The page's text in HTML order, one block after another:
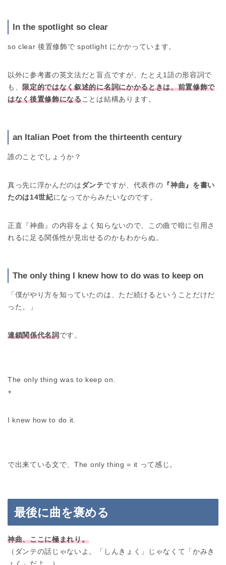
In the spotlight so clear
so clear 後置修飾で spotlight にかかっています。
以外に参考書の英文法だと盲点ですが、たとえ1語の形容詞で
も、限定的ではなく叙述的に名詞にかかるときは、前置修飾で
はなく後置修飾になることは結構あります。
an Italian Poet from the thirteenth century
誰のことでしょうか？
真っ先に浮かんだのは ダンテですが、代表作の 『神曲』を書い
たのは14世紀になってからみたいなのです。
正直『神曲』の内容をよく知らないので、この曲で暗に引用さ
れるに足る関係性が見出せるのかもわからぬ。
The only thing I knew how to do was to keep on
「僕がやり方を知っていたのは、ただ続けるということだけだ
った。」
連鎖関係代名詞です。
The only thing was to keep on.
+
I knew how to do it.
で出来ている文で、The only thing = it って感じ。
最後に曲を褒める
神曲、ここに極まれり。
（ダンテの話じゃないよ。「しんきょく」じゃなくて「かみき